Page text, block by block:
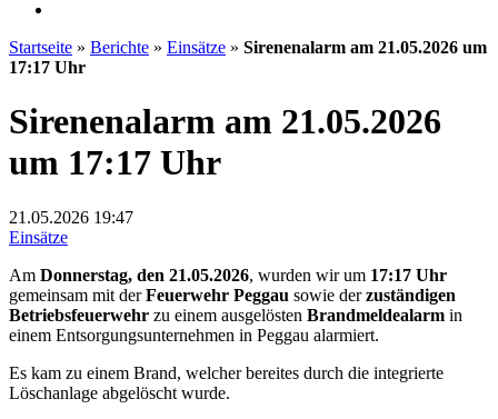
Startseite » Berichte » Einsätze » Sirenenalarm am 21.05.2026 um
17:17 Uhr
Sirenenalarm am 21.05.2026
um 17:17 Uhr
21.05.2026 19:47
Einsätze
Am Donnerstag, den 21.05.2026, wurden wir um 17:17 Uhr
gemeinsam mit derFeuerwehr Peggau sowie derzuständigen
Betriebsfeuerwehr zu einem ausgelösten Brandmeldealarm in
einem Entsorgungsunternehmen in Peggau alarmiert.
Es kam zu einem Brand, welcher bereites durch die integrierte
Löschanlage abgelöscht wurde.